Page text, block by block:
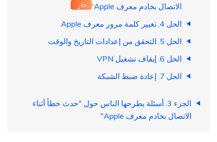
الاتصال بخادم معرف Apple
حار
الحل 4. تغيير كلمة مرور معرف Apple
الحل 5. التحقق من إعدادات التاريخ والوقت
الحل 6. إيقاف تشغيل VPN
الحل 7. إعادة ضبط الشبكة
الجزء 3. أسئلة يطرحها الناس حول "حدث خطأ أثناء
الاتصال بخادم معرف Apple"